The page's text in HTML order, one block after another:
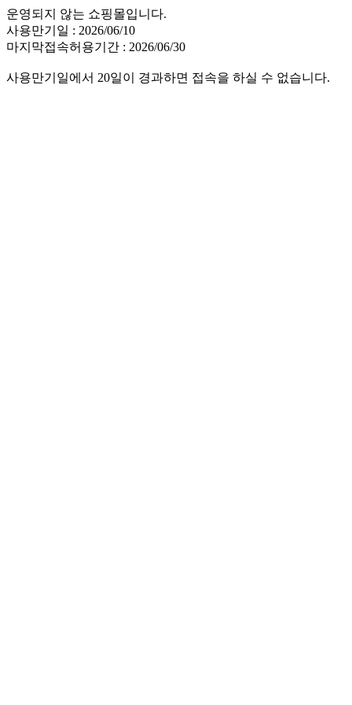
운영되지 않는 쇼핑몰입니다.
사용만기일 : 2026/06/10
마지막접속허용기간 : 2026/06/30
사용만기일에서 20일이 경과하면 접속을 하실 수 없습니다.